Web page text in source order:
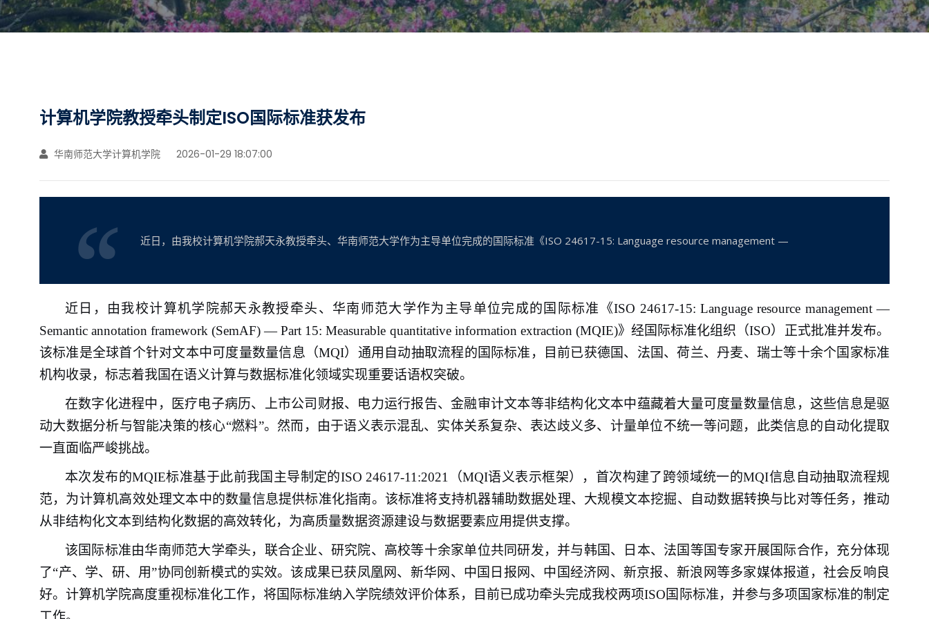
计算机学院教授牵头制定ISO国际标准获发布
华南师范大学计算机学院 2026-01-29 18:07:00
近日，由我校计算机学院郝天永教授牵头、华南师范大学作为主导单位完成的国际标准《ISO 24617-15: Language resource management —
近日，由我校计算机学院郝天永教授牵头、华南师范大学作为主导单位完成的国际标准《ISO 24617-15: Language resource management —
Semantic annotation framework (SemAF) — Part 15: Measurable quantitative information extraction (MQIE)》经国际标准化组织（ISO）正式批准并发布。
该标准是全球首个针对文本中可度量数量信息（MQI）通用自动抽取流程的国际标准，目前已获德国、法国、荷兰、丹麦、瑞士等十余个国家标准
机构收录，标志着我国在语义计算与数据标准化领域实现重要话语权突破。
在数字化进程中，医疗电子病历、上市公司财报、电力运行报告、金融审计文本等非结构化文本中蕴藏着大量可度量数量信息，这些信息是驱
动大数据分析与智能决策的核心“燃料”。然而，由于语义表示混乱、实体关系复杂、表达歧义多、计量单位不统一等问题，此类信息的自动化提取
一直面临严峻挑战。
本次发布的MQIE标准基于此前我国主导制定的ISO 24617-11:2021（MQI语义表示框架），首次构建了跨领域统一的MQI信息自动抽取流程规
范，为计算机高效处理文本中的数量信息提供标准化指南。该标准将支持机器辅助数据处理、大规模文本挖掘、自动数据转换与比对等任务，推动
从非结构化文本到结构化数据的高效转化，为高质量数据资源建设与数据要素应用提供支撑。
该国际标准由华南师范大学牵头， 联合企业、研究院、高校等十余家单位共同研发，并与韩国、日本、法国等国专家开展国际合作，充分体现
了“产、学、研、用”协同创新模式的实效。该成果已获凤凰网、新华网、中国日报网、中国经济网、新京报、新浪网等多家媒体报道，社会反响良
好。计算机学院高度重视标准化工作，将国际标准纳入学院绩效评价体系，目前已成功牵头完成我校两项ISO国际标准，并参与多项国家标准的制定